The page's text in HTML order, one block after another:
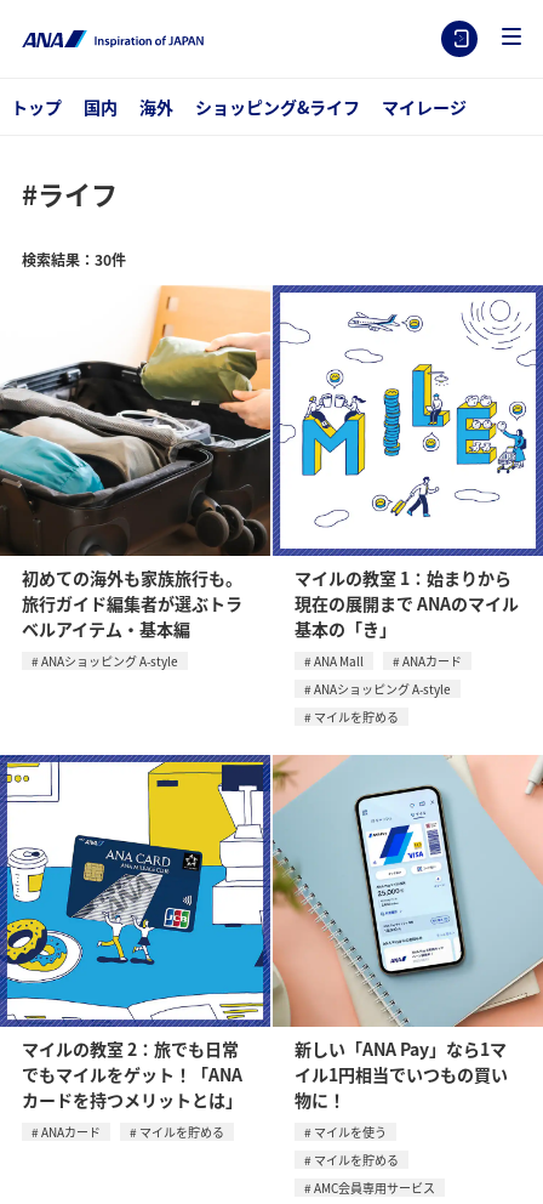
トップ 国内 海外 ショッピング&ライフ マイレージ
#ライフ
検索結果：30件
初めての海外も家族旅行も。
旅行ガイド編集者が選ぶトラ
ベルアイテム・基本編
ANAショッピング A-style
マイルの教室 1：始まりから
現在の展開まで ANAのマイル
基本の「き」
ANA Mall
ANAカード
ANAショッピング A-style
マイルを貯める
マイルの教室 2：旅でも日常
でもマイルをゲット！「ANA
カードを持つメリットとは」
ANAカード マイルを貯める
新しい「ANA Pay」なら1マ
イル1円相当でいつもの買い
物に！
マイルを使う
マイルを貯める
AMC会員専用サービス